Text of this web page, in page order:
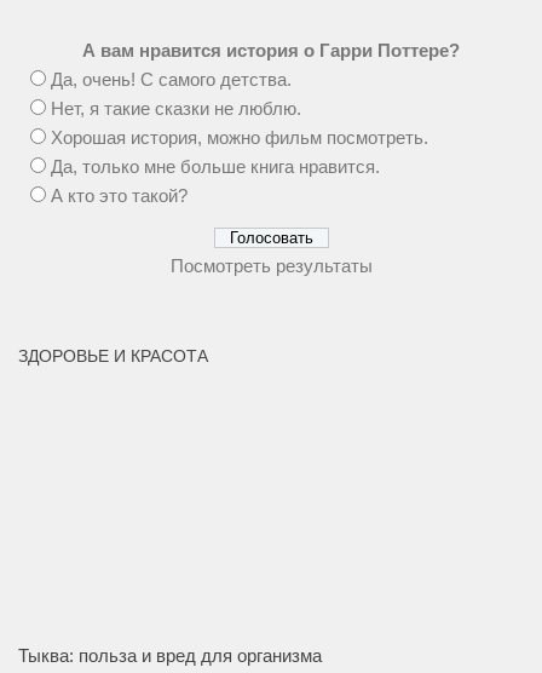
А вам нравится история о Гарри Поттере?
Да, очень! С самого детства.
Нет, я такие сказки не люблю.
Хорошая история, можно фильм посмотреть.
Да, только мне больше книга нравится.
А кто это такой?
Посмотреть результаты
ЗДОРОВЬЕ И КРАСОТА
Тыква: польза и вред для организма